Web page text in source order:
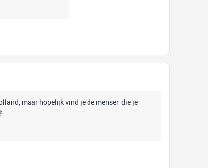
maar hopelijk vind je de mensen die je